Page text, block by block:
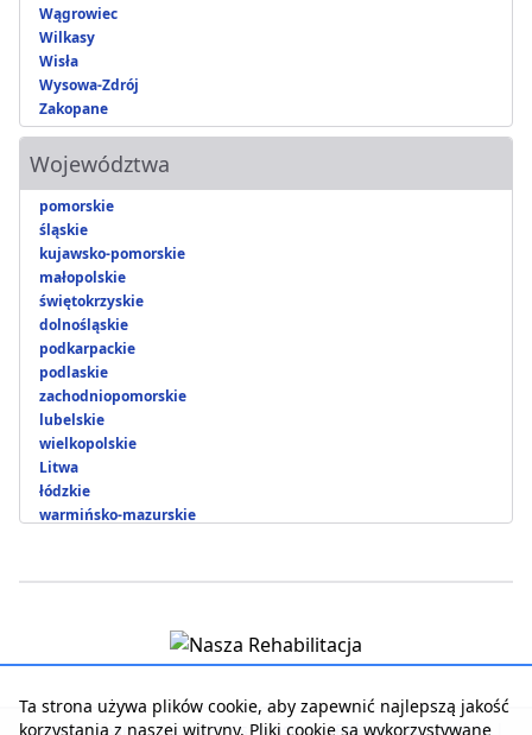
Wągrowiec
Wilkasy
Wisła
Wysowa-Zdrój
Zakopane
Województwa
pomorskie
śląskie
kujawsko-pomorskie
małopolskie
świętokrzyskie
dolnośląskie
podkarpackie
podlaskie
zachodniopomorskie
lubelskie
wielkopolskie
Litwa
łódzkie
warmińsko-mazurskie
Strona główna | Kontakt z serwisem | Reklama w serwisie
Ta strona używa plików cookie, aby zapewnić najlepszą jakość
korzystania z naszej witryny. Pliki cookie są wykorzystywane